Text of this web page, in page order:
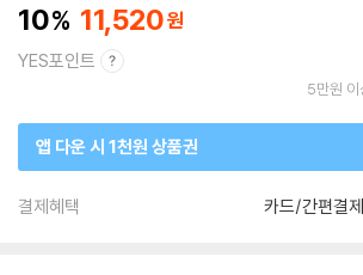
10 11,520
YES포인트
5만원 이
앱 다운 시 1천원 상품권
결제혜택 카드/간편결